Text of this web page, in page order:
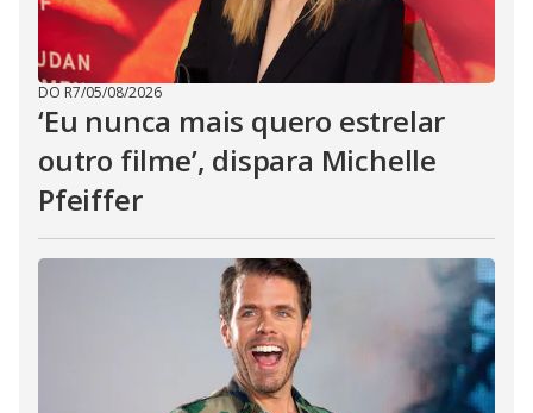
DO R7/05/08/2026
‘Eu nunca mais quero estrelar
outro filme’, dispara Michelle
Pfeiffer